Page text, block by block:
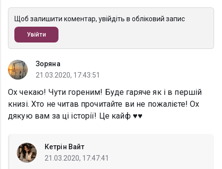
Щоб залишити коментар, увійдіть в обліковий запис
Увійти
Зоряна
21.03.2020, 17:43:51
Ох чекаю! Чути гореним! Буде гаряче як і в першій
книзі. Хто не читав прочитайте ви не пожалієте! Ох
дякую вам за ці історії! Це кайф ♥️♥️
Кетрін Вайт
21.03.2020, 17:47:41